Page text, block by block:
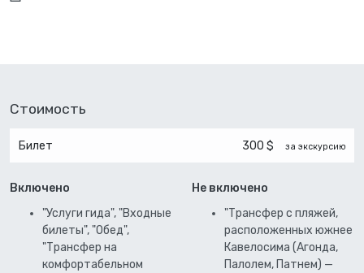
Стоимость
Билет 300 $ за экскурсию
Включено
"Услуги гида", "Входные
билеты", "Обед",
"Трансфер на
комфортабельном
Не включено
"Трансфер с пляжей,
расположенных южнее
Кавелосима (Агонда,
Палолем, Патнем) —